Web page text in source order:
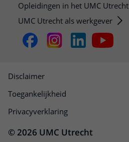
Opleidingen in het UMC Utrecht
UMC Utrecht als werkgever
© 2026 UMC Utrecht
Disclaimer
Toegankelijkheid
Privacyverklaring